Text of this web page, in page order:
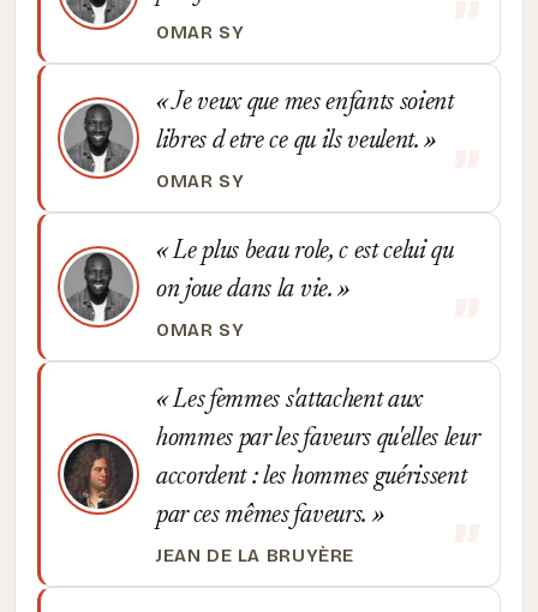
OMAR SY
Je veux que mes enfants soient
libres d etre ce qu ils veulent.
OMAR SY
Le plus beau role, c est celui qu
on joue dans la vie.
OMAR SY
Les femmes s'attachent aux
hommes par les faveurs qu'elles leur
accordent : les hommes guérissent
par ces mêmes faveurs.
JEAN DE LA BRUYÈRE